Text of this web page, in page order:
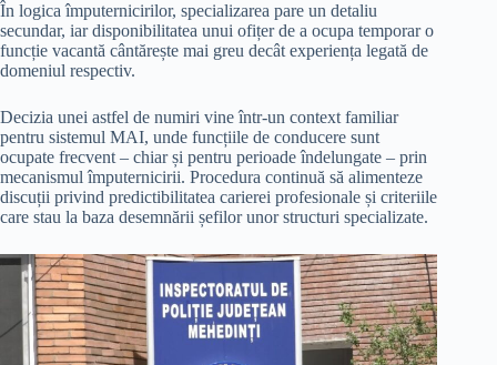
În logica împuternicirilor, specializarea pare un detaliu
secundar, iar disponibilitatea unui ofițer de a ocupa temporar o
funcție vacantă cântărește mai greu decât experiența legată de
domeniul respectiv.
Decizia unei astfel de numiri vine într-un context familiar
pentru sistemul MAI, unde funcțiile de conducere sunt
ocupate frecvent – chiar și pentru perioade îndelungate – prin
mecanismul împuternicirii. Procedura continuă să alimenteze
discuții privind predictibilitatea carierei profesionale și criteriile
care stau la baza desemnării șefilor unor structuri specializate.